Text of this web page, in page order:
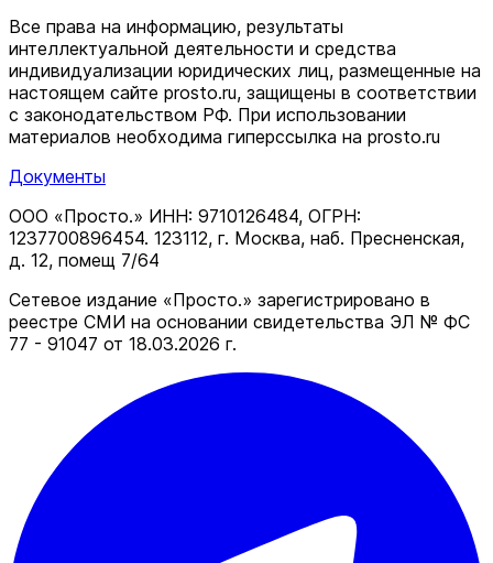
Все права на информацию, результаты
интеллектуальной деятельности и средства
индивидуализации юридических лиц, размещенные на
настоящем сайте prosto.ru, защищены в соответствии
c законодательством РФ. При использовании
материалов необходима гиперссылка на prosto.ru
Документы
ООО «Просто.» ИНН: 9710126484, ОГРН:
1237700896454. 123112, г. Москва, наб. Пресненская,
д. 12, помещ 7/64
Сетевое издание «Просто.» зарегистрировано в
реестре СМИ на основании свидетельства ЭЛ № ФС
77 - 91047 от 18.03.2026 г.